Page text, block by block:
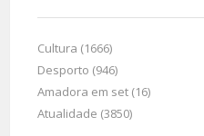
Cultura (1666)
Desporto (946)
Amadora em set (16)
Atualidade (3850)